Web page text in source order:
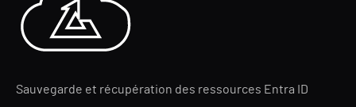
Sauvegarde et récupération des ressources Entra ID